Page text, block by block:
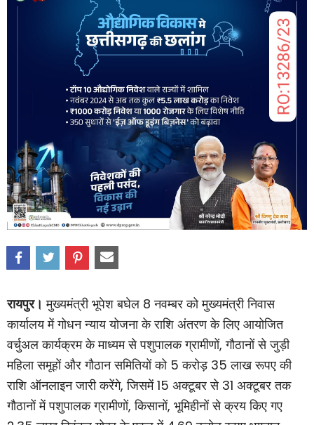
रायपुर। मुख्यमंत्री भूपेश बघेल 8 नवम्बर को मुख्यमंत्री निवास
कार्यालय में गोधन न्याय योजना के राशि अंतरण के लिए आयोजित
वर्चुअल कार्यक्रम के माध्यम से पशुपालक ग्रामीणों,गौठानों से जुड़ी
महिला समूहों और गौठान समितियों को 5 करोड़ 35 लाख रूपए की
राशि ऑनलाइन जारी करेंगे,जिसमें 15 अक्टूबर से 31 अक्टूबर तक
गौठानों में पशुपालक ग्रामीणों,किसानों, भूमिहीनों से क्रय किए गए